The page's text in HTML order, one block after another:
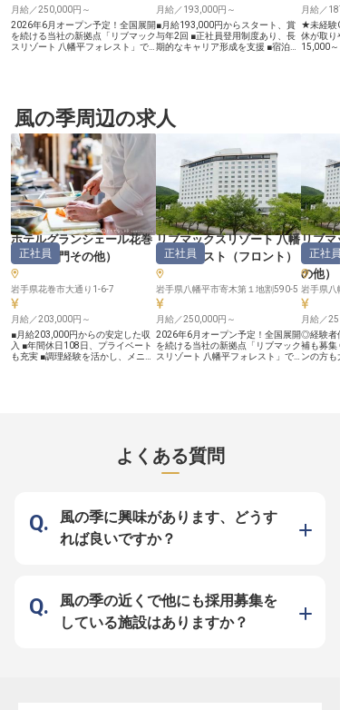
月給／250,000円～
2026年6月オープン予定！全国展開
を続ける当社の新拠点「リブマック
スリゾート 八幡平フォレスト」で
がら、お客様の到着の安堵から滞在
中の旅の提案、お見送りまで、記憶
に残るひとときを演出する仕事で
す。ゼロから職場を作り上げるオー
プニングメンバーとして、ホテルの
「顔」となるフロント業務をお任せ
します。 ◆寮費全額会社負担！U・
Iターン歓迎 ◇月給25万円～。昇
給・賞与制度あり ◆未経験OK！新
しい挑戦を全力サポート ◇年間休
日120日。お休みはしっかりリフレ
ッシュ ――安定企業ならでは！働
きやすさを追求したサポート体制
1998年に不動産仲介から始め、今
ではホテルやマンション、飲食と幅
広く事業を展開している「リブマッ
クスグループ」。安定基盤をもつ当
社ならではの好待遇をご用意してい
ます。社員寮はなんと全額会社負担
（水道・光熱費のみ自己負担）！年
間休日は業界屈指の120日のため、
自分の時間を確保しつつ無理のない
働き方を実現できます。幅広いスキ
ルを身に付けて、充実した昇給・昇
月給／193,000円～
■月給193,000円からスタート、賞
与年2回 ■正社員登用制度あり、長
期的なキャリア形成を支援 ■宿泊割
にしています。 チェックイン・ア
ウト業務はもちろん、お客様からの
さい。 日々の業務を通じて、お客
様の笑顔に触れる喜びを感じなが
ら、あなたらしいサービスを提供で
きる環境です。 地域に根ざしたホ
テルとして、お客様との一期一会を
大切にしています。 ーー【成長を
支える充実した環境とキャリアパ
ス】 未経験の方も安心してスター
トできるよう、充実した研修制度を
ご用意しています。 接客サービス
業務の経験を活かし、さらにスキル
アップを目指せる環境です。 契約
社員からのスタートですが、勤続6
ヶ月以降は正社員登用制度があり、
長期的なキャリア形成を支援しま
す。 多様な休暇制度や福利厚生も
充実しており、仕事とプライベート
のバランスを大切にしながら、安心
して長く働ける職場です。
月給／
★未経験
休が取
15,000
いつでも
ッフ同
とした明
客が特徴
ていきませんか
の強塩泉
泉である
およそ2
果が高
湯」とし
様がお越
の宴会
ラウンジ
ど、多彩
の温泉
料理、親
し、心身
をお届け
風の季周辺の求人
ホテルグランシェール花巻
（調理部門その他）
正社員
岩手県花巻市大通り1-6-7
月給／203,000円～
■月給203,000円からの安定した収
入 ■年間休日108日、プライベート
も充実 ■調理経験を活かし、メニュ
など、あなたの調理経験とアイデア
を存分に発揮できる環境です。 お
憶に残る食の体験を一緒に創り上げ
ていきませんか。 ーー【働きやす
さを追求した環境でキャリアを築
く】 私たちは、スタッフ一人ひと
会保険完備はもちろん、車・バイク
通勤OK、制服貸与、健康診断な
ど、基本的な福利厚生も充実。 さ
らに、グループホテルの社員割引や
リブマックスリゾート 八幡
平フォレスト
（フロント ）
正社員
岩手県八幡平市寄木第１地割590-5
月給／250,000円～
2026年6月オープン予定！全国展開
を続ける当社の新拠点「リブマック
スリゾート 八幡平フォレスト」で
す。ゼロから職場を作り上げるオー
プニングメンバーとして、ホテルの
「顔」となるフロント業務をお任せ
給・賞与制度あり ◆未経験OK！新
しい挑戦を全力サポート ◇年間休
ッシュ ――安定企業ならでは！働
クスグループ」。安定基盤をもつ当
社ならではの好待遇をご用意してい
ます。社員寮はなんと全額会社負担
（水道・光熱費のみ自己負担）！年
リブマ
平フォ
の他）
正社員
岩手県
月給／
◎経験者
補も募
ンの方
存分に発
をご用
円控除（
よくある質問
風の季に興味があります、どうす
れば良いですか？
風の季の近くで他にも採用募集を
している施設はありますか？